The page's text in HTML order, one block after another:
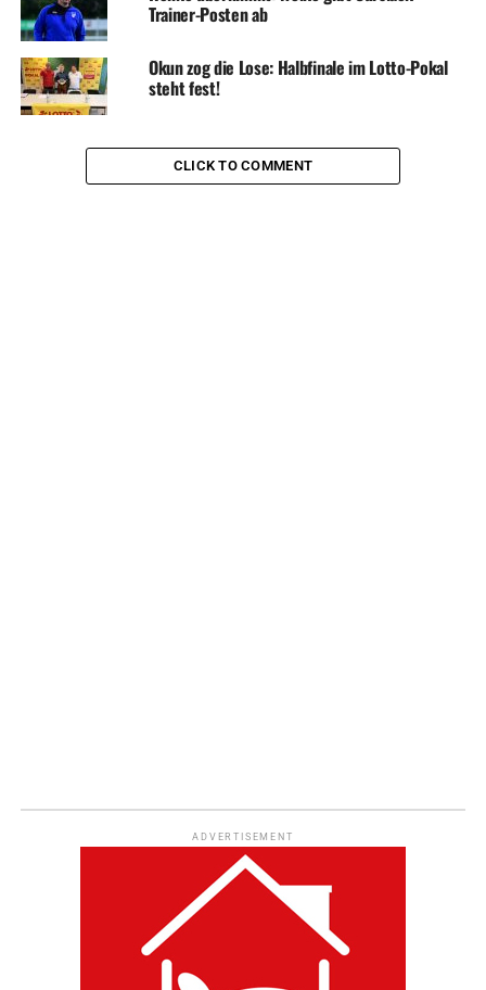
Trainer-Posten ab
Okun zog die Lose: Halbfinale im Lotto-Pokal
steht fest!
CLICK TO COMMENT
ADVERTISEMENT